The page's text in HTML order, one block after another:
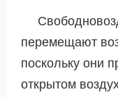
перемещают
поскольку они
открытом